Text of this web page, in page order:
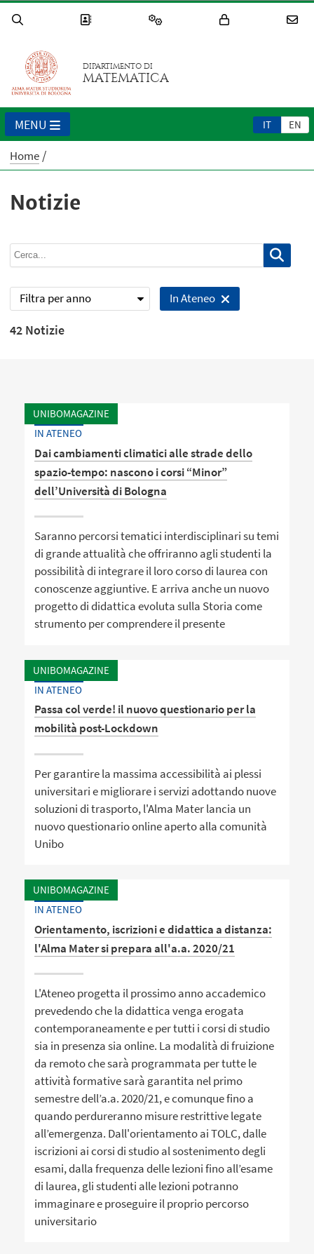
DIPARTIMENTO DI
MATEMATICA
IT EN
MENU
Home
Notizie
Filtra per anno In Ateneo
42 Notizie
UNIBOMAGAZINE
IN ATENEO
Dai cambiamenti climatici alle strade dello
spazio-tempo: nascono i corsi “Minor”
dell’Università di Bologna
Saranno percorsi tematici interdisciplinari su temi
di grande attualità che offriranno agli studenti la
possibilità di integrare il loro corso di laurea con
conoscenze aggiuntive. E arriva anche un nuovo
progetto di didattica evoluta sulla Storia come
strumento per comprendere il presente
UNIBOMAGAZINE
IN ATENEO
Passa col verde! il nuovo questionario per la
mobilità post-Lockdown
Per garantire la massima accessibilità ai plessi
universitari e migliorare i servizi adottando nuove
soluzioni di trasporto, l'Alma Mater lancia un
nuovo questionario online aperto alla comunità
Unibo
UNIBOMAGAZINE
IN ATENEO
Orientamento, iscrizioni e didattica a distanza:
l'Alma Mater si prepara all'a.a. 2020/21
L'Ateneo progetta il prossimo anno accademico
prevedendo che la didattica venga erogata
contemporaneamente e per tutti i corsi di studio
sia in presenza sia online. La modalità di fruizione
da remoto che sarà programmata per tutte le
attività formative sarà garantita nel primo
semestre dell’a.a. 2020/21, e comunque fino a
quando perdureranno misure restrittive legate
all’emergenza. Dall'orientamento ai TOLC, dalle
iscrizioni ai corsi di studio al sostenimento degli
esami, dalla frequenza delle lezioni fino all’esame
di laurea, gli studenti alle lezioni potranno
immaginare e proseguire il proprio percorso
universitario